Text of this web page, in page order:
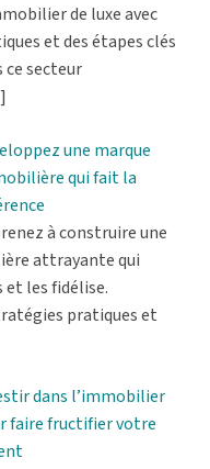
de luxe avec
et des étapes clés
ce secteur
une marque
qui fait la
à construire une
attrayante qui
les fidélise.
pratiques et
dans l’immobilier
faire fructifier votre